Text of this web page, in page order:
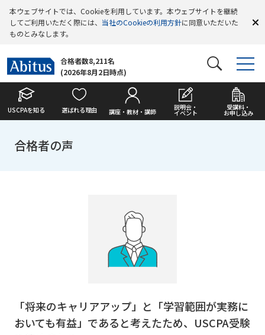
本ウェブサイトでは、Cookieを利用しています。本ウェブサイトを継続
してご利用いただく際には、 当社のCookieの利用方針に同意いただいた
ものとみなします。
合格者数8,211名
(2026年8月2日時点)
USCPAを知る 選ばれる理由 講座・教材・講師
説明会・
イベント
受講料・
お申し込み
合格者の声
「将来のキャリアアップ」と「学習範囲が実務に
おいても有益」であると考えたため、USCPA受験